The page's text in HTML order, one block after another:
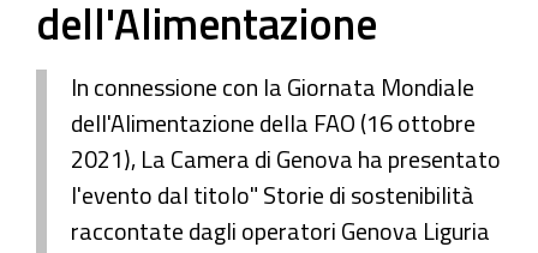
dell'Alimentazione
In connessione con la Giornata Mondiale
dell'Alimentazione della FAO (16 ottobre
2021), La Camera di Genova ha presentato
l'evento dal titolo" Storie di sostenibilità
raccontate dagli operatori Genova Liguria